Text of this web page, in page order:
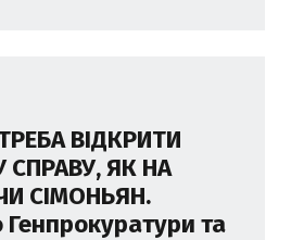
ВІДКРИТИ
СПРАВУ, ЯК НА
СІМОНЬЯН.
та